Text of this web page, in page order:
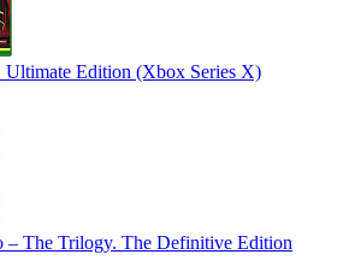
Ultimate Edition (Xbox Series X)
– The Trilogy. The Definitive Edition